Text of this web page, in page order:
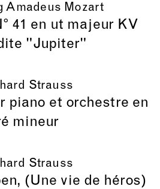
Amadeus Mozart
41 en ut majeur KV
"Jupiter"
Strauss
piano et orchestre en
mineur
Strauss
(Une vie de héros)